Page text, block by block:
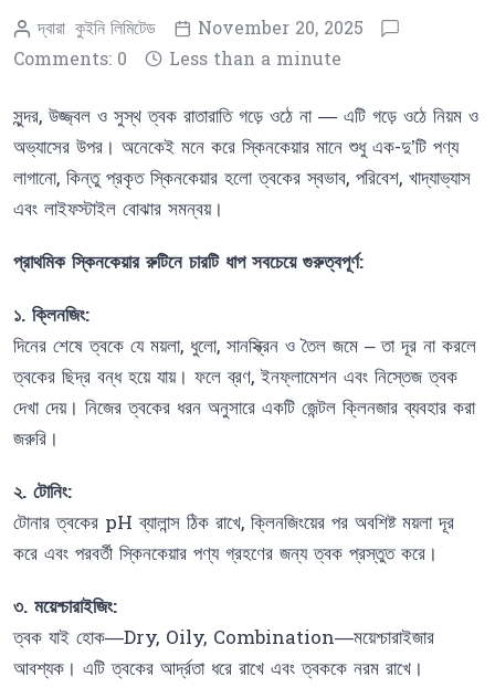
দ্বারা কুইনি লিমিটেড
November 20, 2025
Comments: 0
Less than a minute
সুন্দর, উজ্জ্বল ও সুস্থ ত্বক রাতারাতি গড়ে ওঠে না — এটি গড়ে ওঠে নিয়ম ও
অভ্যাসের উপর। অনেকেই মনে করে স্কিনকেয়ার মানে শুধু এক-দু’টি পণ্য
লাগানো, কিন্তু প্রকৃত স্কিনকেয়ার হলো ত্বকের স্বভাব, পরিবেশ, খাদ্যাভ্যাস
এবং লাইফস্টাইল বোঝার সমন্বয়।
প্রাথমিক স্কিনকেয়ার রুটিনে চারটি ধাপ সবচেয়ে গুরুত্বপূর্ণ:
১. ক্লিনজিং:
দিনের শেষে ত্বকে যে ময়লা, ধুলো, সানস্ক্রিন ও তৈল জমে – তা দূর না করলে
ত্বকের ছিদ্র বন্ধ হয়ে যায়। ফলে ব্রণ, ইনফ্লামেশন এবং নিস্তেজ ত্বক
দেখা দেয়। নিজের ত্বকের ধরন অনুসারে একটি জেন্টল ক্লিনজার ব্যবহার করা
জরুরি।
২. টোনিং:
টোনার ত্বকের pH ব্যালান্স ঠিক রাখে, ক্লিনজিংয়ের পর অবশিষ্ট ময়লা দূর
করে এবং পরবর্তী স্কিনকেয়ার পণ্য গ্রহণের জন্য ত্বক প্রস্তুত করে।
৩. ময়েশ্চারাইজিং:
ত্বক যাই হোক—Dry, Oily, Combination—ময়েশ্চারাইজার
আবশ্যক। এটি ত্বকের আর্দ্রতা ধরে রাখে এবং ত্বককে নরম রাখে।